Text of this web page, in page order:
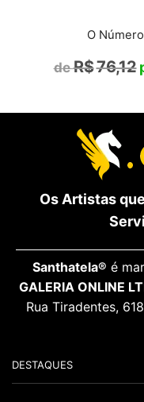
O
R$76,12
Os Artistas
Santhatela® é
GALERIA ONLINE
Rua Tiradentes,
DESTAQUES